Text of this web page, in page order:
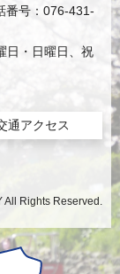
番号：076-431-
日・日曜日、祝
通アクセス
All Rights Reserved.